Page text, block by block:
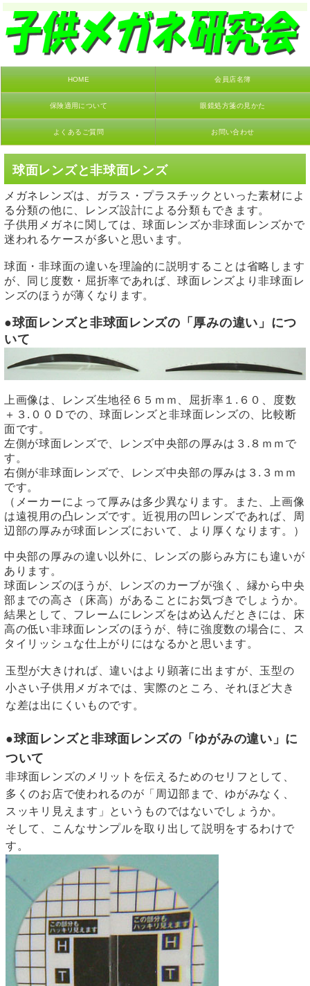
HOME 会員店名簿
保険適用について 眼鏡処方箋の見かた
よくあるご質問 お問い合わせ
球面レンズと非球面レンズ
メガネレンズは、ガラス・プラスチックといった素材によ
る分類の他に、レンズ設計による分類もできます。
子供用メガネに関しては、球面レンズか非球面レンズかで
迷われるケースが多いと思います。
球面・非球面の違いを理論的に説明することは省略します
が、同じ度数・屈折率であれば、球面レンズより非球面レ
ンズのほうが薄くなります。
●球面レンズと非球面レンズの「厚みの違い」につ
いて
上画像は、レンズ生地径６５ｍｍ、屈折率１.６０、度数
＋３.００Ｄでの、球面レンズと非球面レンズの、比較断
面です。
左側が球面レンズで、レンズ中央部の厚みは３.８ｍｍで
す。
右側が非球面レンズで、レンズ中央部の厚みは３.３ｍｍ
です。
（メーカーによって厚みは多少異なります。また、上画像
は遠視用の凸レンズです。近視用の凹レンズであれば、周
辺部の厚みが球面レンズにおいて、より厚くなります。）
中央部の厚みの違い以外に、レンズの膨らみ方にも違いが
あります。
球面レンズのほうが、レンズのカーブが強く、縁から中央
部までの高さ（床高）があることにお気づきでしょうか。
結果として、フレームにレンズをはめ込んだときには、床
高の低い非球面レンズのほうが、特に強度数の場合に、ス
タイリッシュな仕上がりにはなるかと思います。
玉型が大きければ、違いはより顕著に出ますが、玉型の
小さい子供用メガネでは、実際のところ、それほど大き
な差は出にくいものです。
●球面レンズと非球面レンズの「ゆがみの違い」に
ついて
非球面レンズのメリットを伝えるためのセリフとして、
多くのお店で使われるのが「周辺部まで、ゆがみなく、
スッキリ見えます」というものではないでしょうか。
そして、こんなサンプルを取り出して説明をするわけで
す。